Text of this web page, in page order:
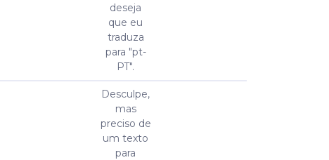
deseja
que eu
traduza
para "pt-
PT".
Desculpe,
mas
preciso de
um texto
para